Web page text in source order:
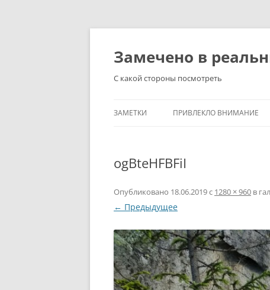
Перейти
Замечено в
С какой стороны посмотреть
ЗАМЕТКИ ПРИВЛЕКЛО ВНИМАНИЕ
ogBteHFBFiI
Опубликовано 18.06.2019с 1280 × 960 в
← Предыдущее